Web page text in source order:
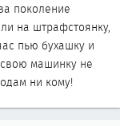
поколение
на штрафстоянку,
пью бухашку и
машинку не
ни кому!